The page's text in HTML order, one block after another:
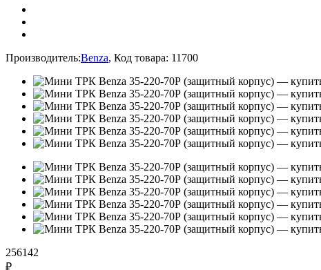
Производитель:Benza, Код товара: 11700
256142
₽